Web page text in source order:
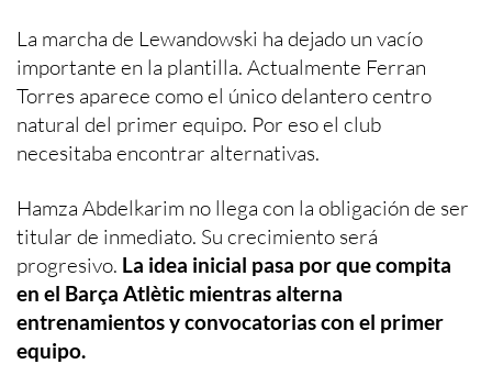
La marcha de Lewandowski ha dejado un vacío
importante en la plantilla. Actualmente Ferran
Torres aparece como el único delantero centro
natural del primer equipo. Por eso el club
necesitaba encontrar alternativas.
Hamza Abdelkarim no llega con la obligación de ser
titular de inmediato. Su crecimiento será
progresivo. La idea inicial pasa por que compita
en el Barça Atlètic mientras alterna
entrenamientos y convocatorias con el primer
equipo.